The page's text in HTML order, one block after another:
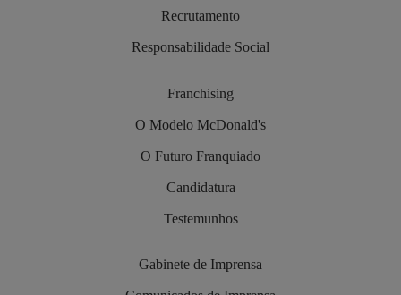
Recrutamento
Responsabilidade Social
Franchising
O Modelo McDonald's
O Futuro Franquiado
Candidatura
Testemunhos
Gabinete de Imprensa